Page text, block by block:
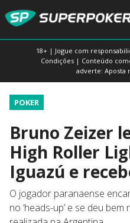
18+ | Jogue com
Condições | Conteúdo
adverte: Aposta
POKER
Bruno Zeizer
High Roller
Iguazú e
O jogador paranaense
no ‘heads-up’ e se deu